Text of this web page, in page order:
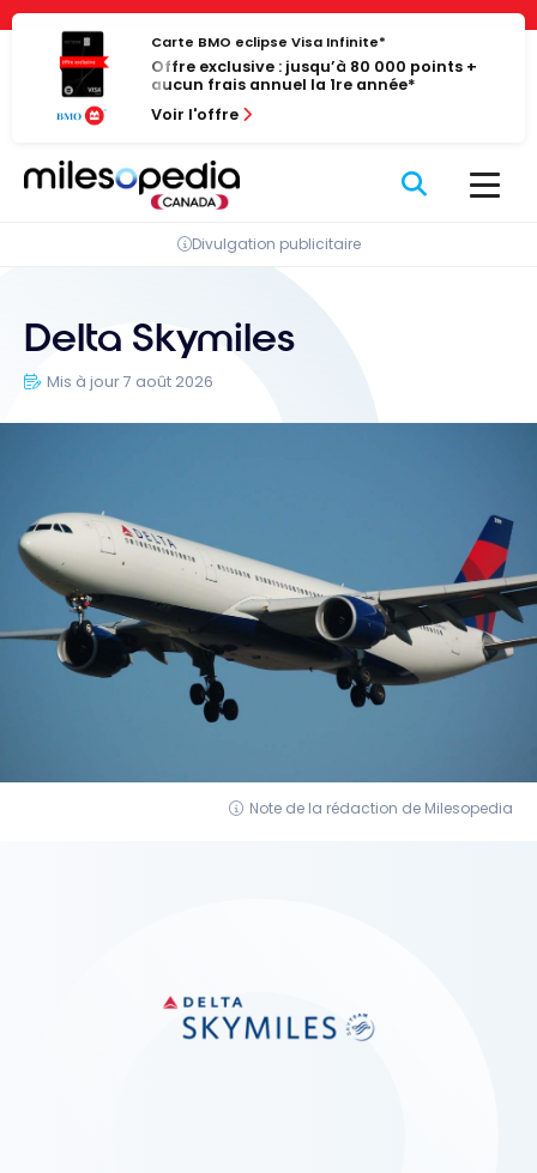
Panneau de gestion des cookies
Passer
contenu
Carte BMO eclipse Visa Infinite*
Offre exclusive : jusqu’à 80 000 points +
aucun frais annuel la 1re année*
Voir l'offre
Divulgation publicitaire
Delta Skymiles
Mis à jour 7 août 2026
Note de la rédaction de Milesopedia